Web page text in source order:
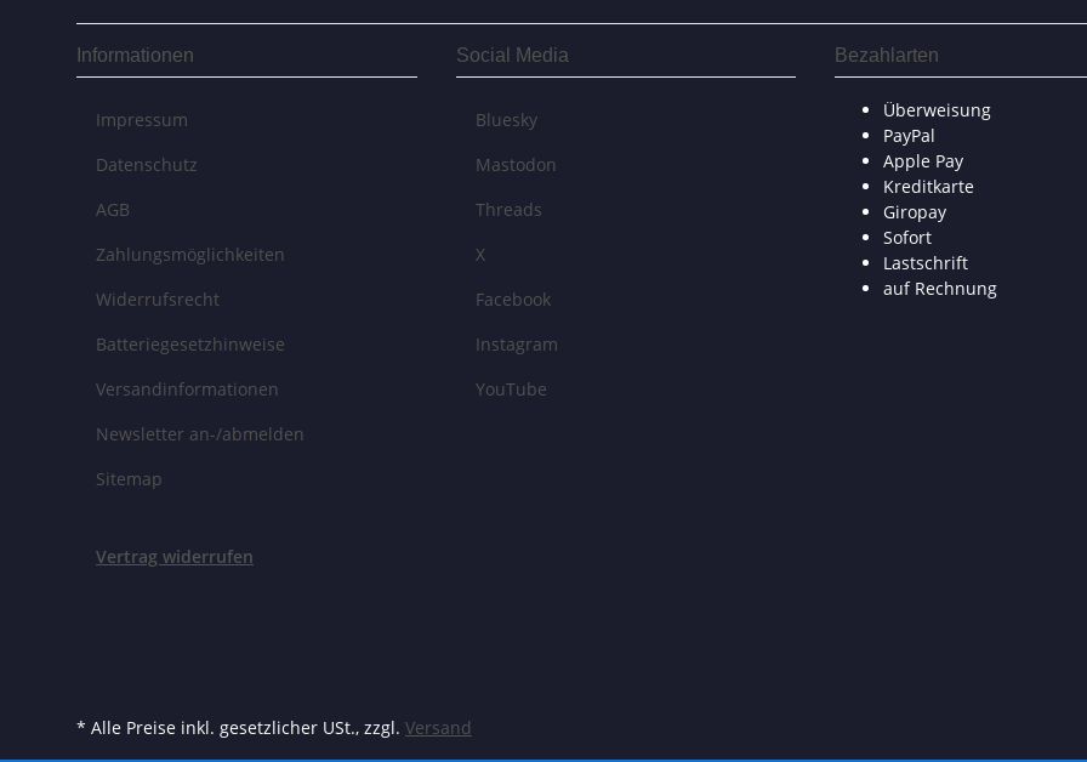
Informationen
Impressum
Datenschutz
AGB
Zahlungsmöglichkeiten
Widerrufsrecht
Batteriegesetzhinweise
Versandinformationen
Newsletter an-/abmelden
Sitemap
Social Media
Bluesky
Mastodon
Threads
X
Facebook
Instagram
YouTube
Bezahlarten
Überweisung
PayPal
Apple Pay
Kreditkarte
Giropay
Sofort
Lastschrift
auf Rechnung
Vertrag widerrufen
* Alle Preise inkl. gesetzlicher USt., zzgl. Versand